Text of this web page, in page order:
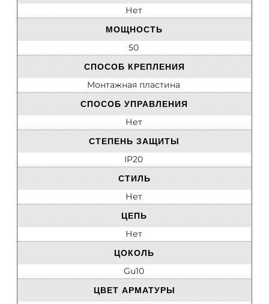
Нет
МОЩНОСТЬ
50
СПОСОБ КРЕПЛЕНИЯ
Монтажная пластина
СПОСОБ УПРАВЛЕНИЯ
Нет
СТЕПЕНЬ ЗАЩИТЫ
IP20
СТИЛЬ
Нет
ЦЕПЬ
Нет
ЦОКОЛЬ
Gu10
ЦВЕТ АРМАТУРЫ